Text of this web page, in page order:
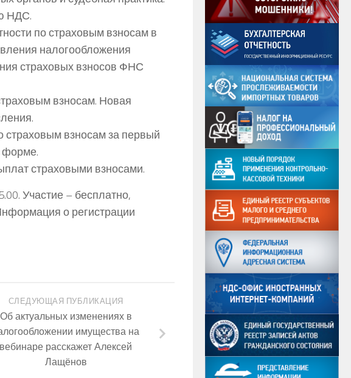
НДС.
по страховым взносам в
налогообложения
страховых взносов ФНС
взносам. Новая
страховым взносам за первый
форме.
страховыми взносами.
Участие – бесплатно,
о регистрации
СЛЕДУЮЩАЯ ПУБЛИКАЦИЯ
Об актуальных изменениях в
имущества на
вебинаре расскажет Алексей
Лащёнов